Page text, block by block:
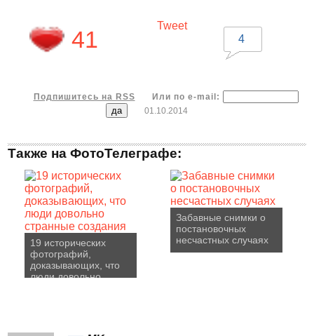
41
Tweet
4
Подпишитесь на RSS
Или по e-mail:
01.10.2014
Также на ФотоТелеграфе:
19 исторических
фотографий,
доказывающих, что
люди довольно
Забавные снимки о
постановочных
несчастных случаях